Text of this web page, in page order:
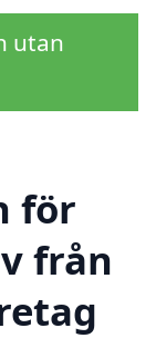
utan
för
från